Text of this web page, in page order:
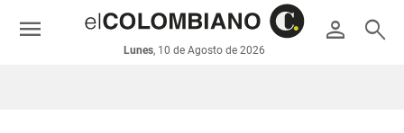
económicos
Colombia
person search
Lunes, 10 de Agosto de 2026
menu